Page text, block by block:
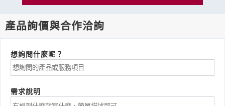
產品詢價與合作洽詢
想詢問什麼呢？
需求說明